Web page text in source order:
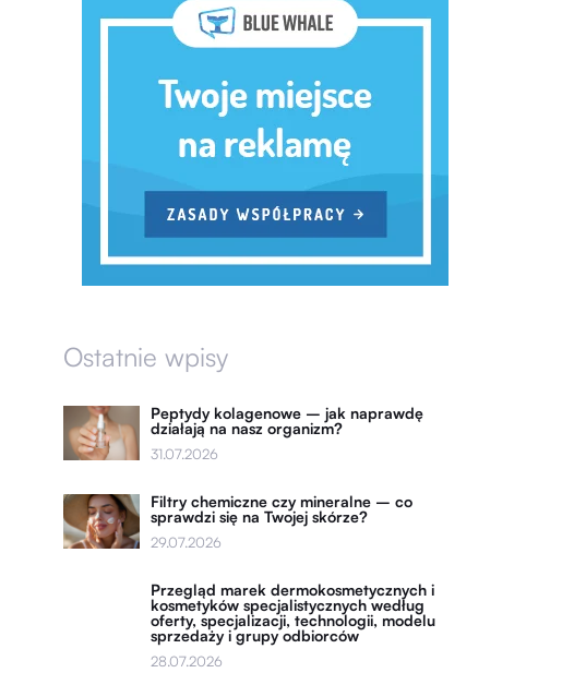
Ostatnie wpisy
Peptydy kolagenowe – jak naprawdę
działają na nasz organizm?
31.07.2026
Filtry chemiczne czy mineralne – co
sprawdzi się na Twojej skórze?
29.07.2026
Przegląd marek dermokosmetycznych i
kosmetyków specjalistycznych według
oferty, specjalizacji, technologii, modelu
sprzedaży i grupy odbiorców
28.07.2026